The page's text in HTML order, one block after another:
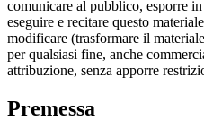
comunicare al pubblico, esporre
eseguire e recitare questo
modificare (trasformare il
per qualsiasi fine, anche
attribuzione, senza apporre
Premessa